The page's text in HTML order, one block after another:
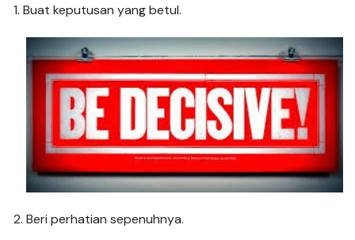
1. Buat keputusan yang betul.
2. Beri perhatian sepenuhnya.